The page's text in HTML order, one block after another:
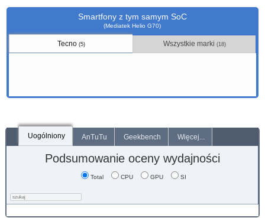
Smartfony z tym samym SoC
(Mediatek Helio G70)
Tecno (5) Wszystkie marki (18)
Uogólniony AnTuTu Geekbench Więcej...
Podsumowanie oceny wydajności
Total CPU GPU SI